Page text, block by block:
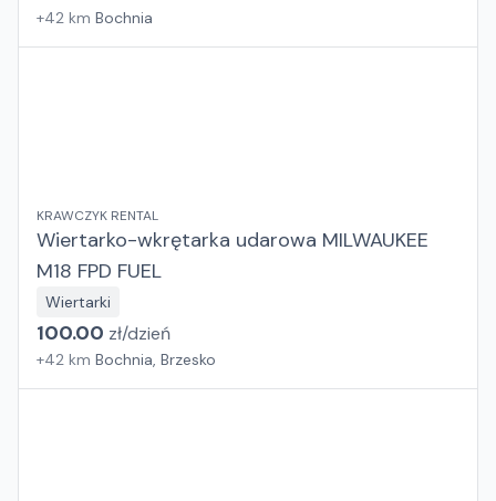
+42 km Bochnia
KRAWCZYK RENTAL
Wiertarko-wkrętarka udarowa MILWAUKEE
M18 FPD FUEL
Wiertarki
100.00 zł/dzień
+42 km Bochnia, Brzesko